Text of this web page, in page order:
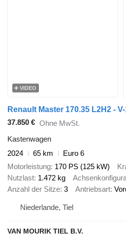
VIDEO
37.850 € Ohne MwSt.
Kastenwagen
2024
65 km
Euro 6
Motorleistung 170 PS (125 kW)
Nutzlast 1.472 kg
Anzahl der Sitze 3 Antriebsart
Niederlande, Tiel
VAN MOURIK TIEL B.V.